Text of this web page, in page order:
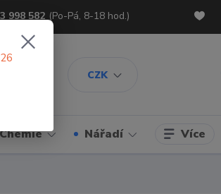
CZK
998 582 (Po-Pá, 8-18 hod.)
Nářadí Více